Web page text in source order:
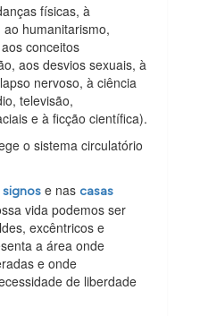
físicas, à
humanitarismo,
conceitos
aos desvios sexuais, à
nervoso, à ciência
televisão,
e à ficção científica).
o sistema circulatório
signos e nascasas
vida podemos ser
excêntricos e
a área onde
e onde
de liberdade